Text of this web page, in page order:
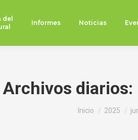
del
Informes Noticias
Archivos diarios:
Estás aquí:
Inicio 2025